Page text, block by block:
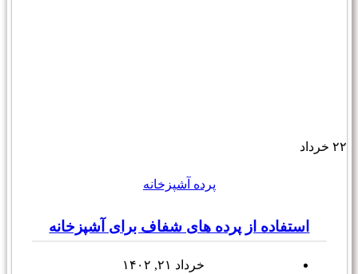
۲۲ خرداد
پرده آشپزخانه
استفاده از پرده های شفاف برای آشپزخانه
خرداد ۲۱, ۱۴۰۲